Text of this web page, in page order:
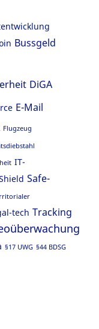
Bussgeld
DiGA
E-Mail
Flugzeug
IT-
Safe-
tech Tracking
§17 UWG §44 BDSG